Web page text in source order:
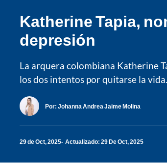
Katherine Tapia,
depresión
La arquera colombiana Katherine
los dos intentos por quitarse la vida.
Por: Johanna Andrea Jaime Molina
29 de Oct, 2025 Actualizado: 29 De Oct, 2025